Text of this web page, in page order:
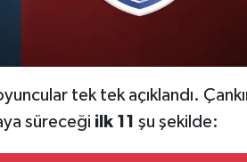
tek tek açıklandı.
süreceği ilk 11 şu şekilde: